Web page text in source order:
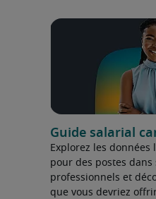
Guide salarial
Explorez les données
pour des postes dans
professionnels et
que vous devriez